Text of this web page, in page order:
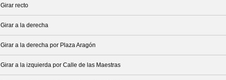
Girar recto
Girar a la derecha
Girar a la derecha por Plaza Aragón
Girar a la izquierda por Calle de las Maestras